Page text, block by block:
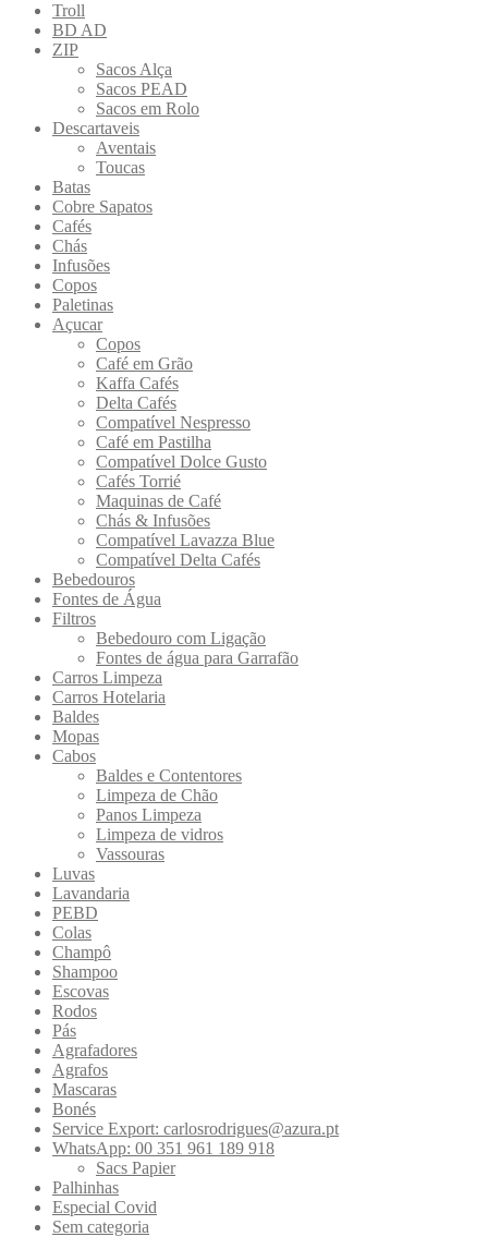
Troll
BD AD
ZIP
Sacos Alça
Sacos PEAD
Sacos em Rolo
Descartaveis
Aventais
Toucas
Batas
Cobre Sapatos
Cafés
Chás
Infusões
Copos
Paletinas
Açucar
Copos
Café em Grão
Kaffa Cafés
Delta Cafés
Compatível Nespresso
Café em Pastilha
Compatível Dolce Gusto
Cafés Torrié
Maquinas de Café
Chás & Infusões
Compatível Lavazza Blue
Compatível Delta Cafés
Bebedouros
Fontes de Água
Filtros
Bebedouro com Ligação
Fontes de água para Garrafão
Carros Limpeza
Carros Hotelaria
Baldes
Mopas
Cabos
Baldes e Contentores
Limpeza de Chão
Panos Limpeza
Limpeza de vidros
Vassouras
Luvas
Lavandaria
PEBD
Colas
Champô
Shampoo
Escovas
Rodos
Pás
Agrafadores
Agrafos
Mascaras
Bonés
Service Export: carlosrodrigues@azura.pt
WhatsApp: 00 351 961 189 918
Sacs Papier
Palhinhas
Especial Covid
Sem categoria